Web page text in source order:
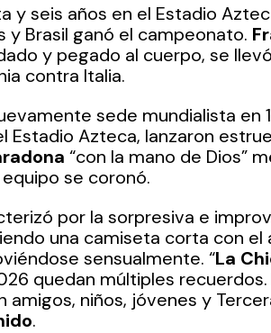
y seis años en el Estadio
y Brasil ganó el campeonato.
y pegado al cuerpo, se
contra Italia.
sede mundialista en
Estadio Azteca, lanzaron
“con la mano de Dios”
se coronó.
por la sorpresiva e
una camiseta corta con
sensualmente. “La
quedan múltiples
amigos, niños, jóvenes y
.